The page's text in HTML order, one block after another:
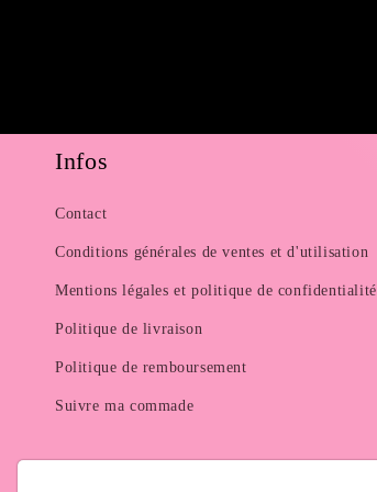
Infos
Contact
Conditions générales de ventes et d'utilisation
Mentions légales et politique de confidentialité
Politique de livraison
Politique de remboursement
Suivre ma commade